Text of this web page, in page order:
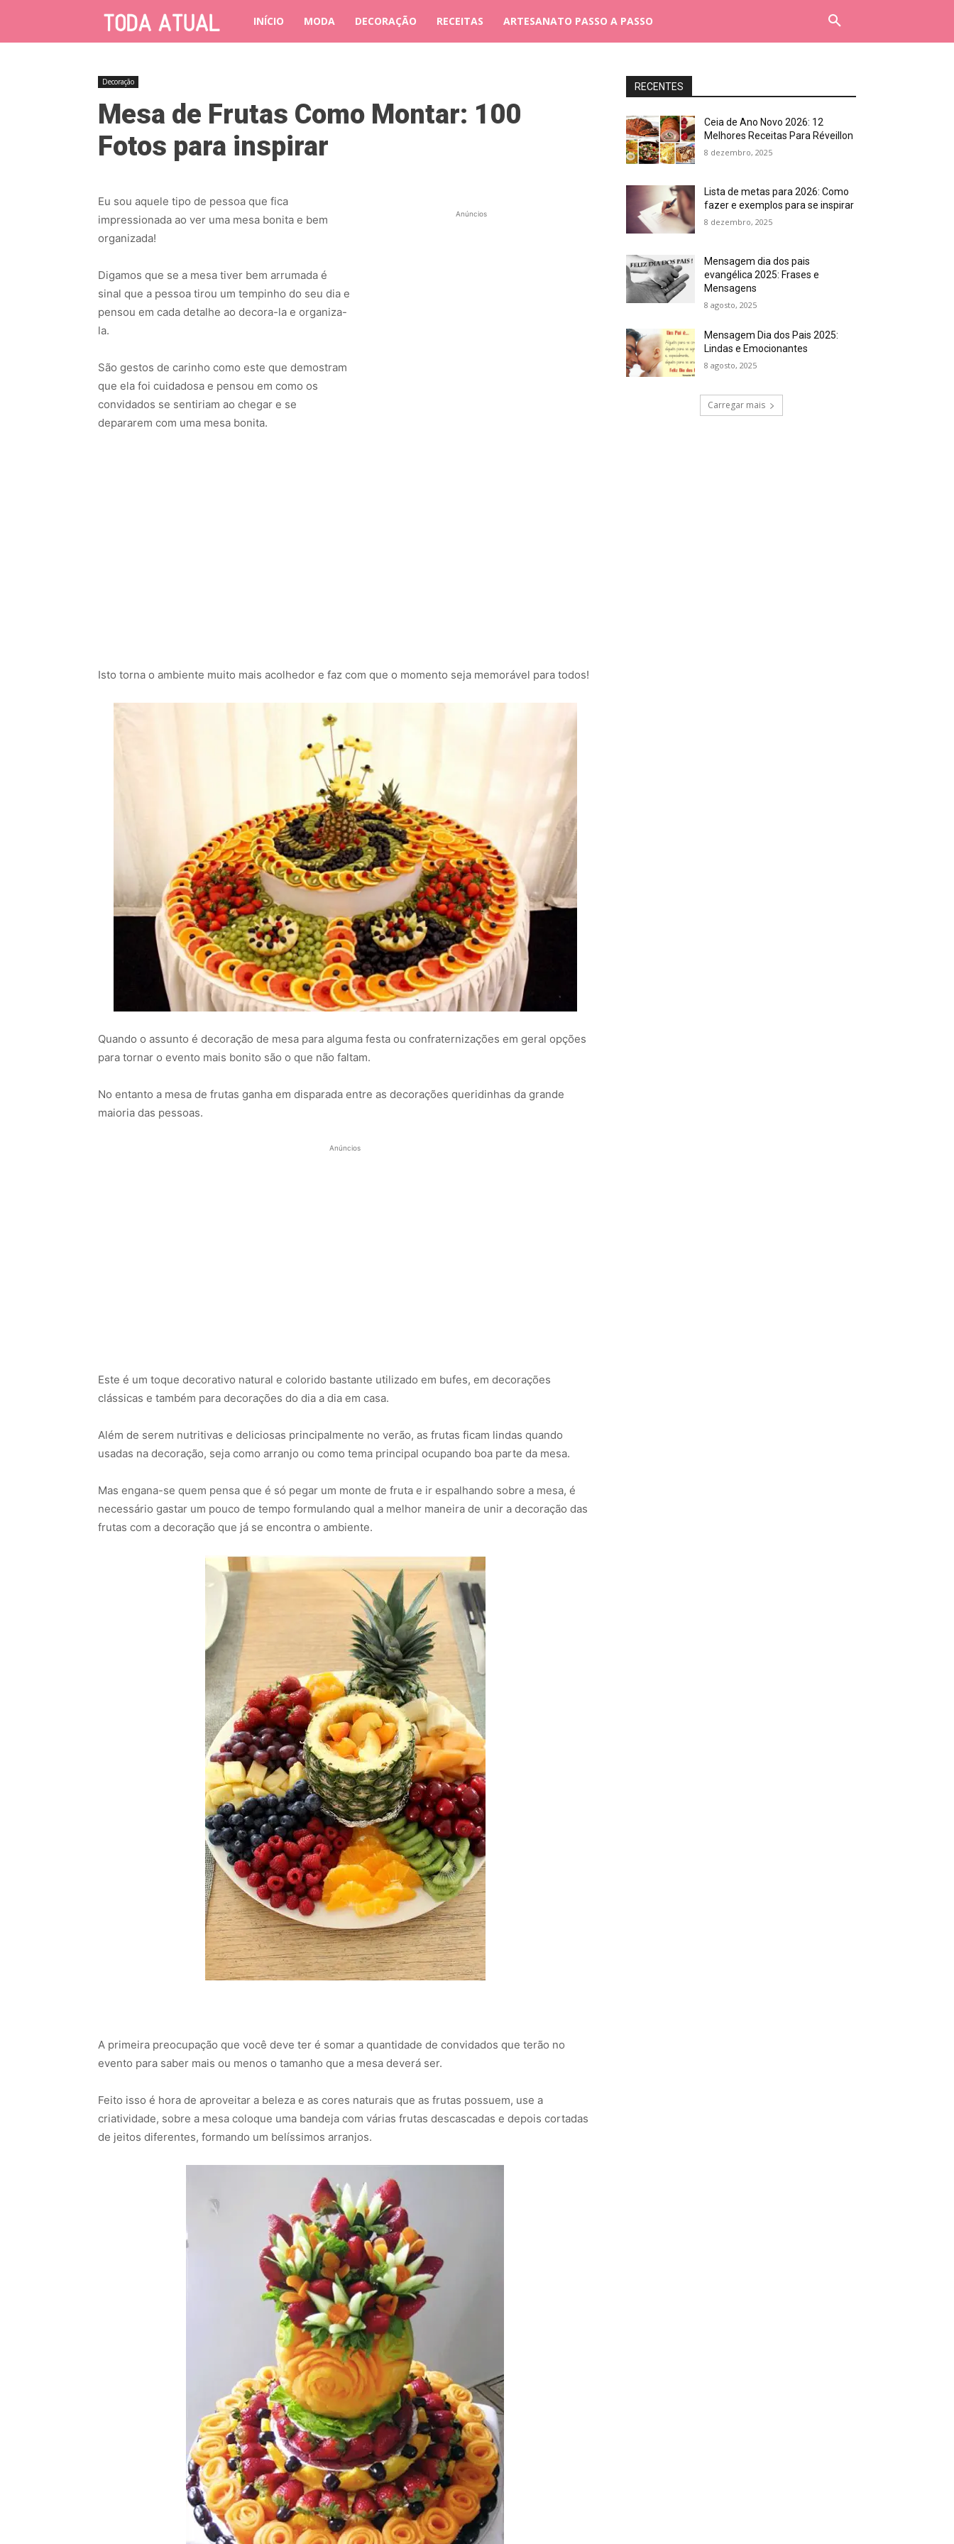
INÍCIO MODA DECORAÇÃO RECEITAS ARTESANATO PASSO A PASSO
Decoração
Mesa de Frutas Como Montar: 100
Fotos para inspirar
Anúncios
Eu sou aquele tipo de pessoa que fica
impressionada ao ver uma mesa bonita e bem
organizada!
Digamos que se a mesa tiver bem arrumada é
sinal que a pessoa tirou um tempinho do seu dia e
pensou em cada detalhe ao decora-la e organiza-
la.
São gestos de carinho como este que demostram
que ela foi cuidadosa e pensou em como os
convidados se sentiriam ao chegar e se
depararem com uma mesa bonita.
Isto torna o ambiente muito mais acolhedor e faz com que o momento seja memorável para todos!
Quando o assunto é decoração de mesa para alguma festa ou confraternizações em geral opções
para tornar o evento mais bonito são o que não faltam.
No entanto a mesa de frutas ganha em disparada entre as decorações queridinhas da grande
maioria das pessoas.
Anúncios
Este é um toque decorativo natural e colorido bastante utilizado em bufes, em decorações
clássicas e também para decorações do dia a dia em casa.
Além de serem nutritivas e deliciosas principalmente no verão, as frutas ficam lindas quando
usadas na decoração, seja como arranjo ou como tema principal ocupando boa parte da mesa.
Mas engana-se quem pensa que é só pegar um monte de fruta e ir espalhando sobre a mesa, é
necessário gastar um pouco de tempo formulando qual a melhor maneira de unir a decoração das
frutas com a decoração que já se encontra o ambiente.
A primeira preocupação que você deve ter é somar a quantidade de convidados que terão no
evento para saber mais ou menos o tamanho que a mesa deverá ser.
Feito isso é hora de aproveitar a beleza e as cores naturais que as frutas possuem, use a
criatividade, sobre a mesa coloque uma bandeja com várias frutas descascadas e depois cortadas
de jeitos diferentes, formando um belíssimos arranjos.
RECENTES
Ceia de Ano Novo 2026: 12
Melhores Receitas Para Réveillon
8 dezembro, 2025
Lista de metas para 2026: Como
fazer e exemplos para se inspirar
8 dezembro, 2025
Mensagem dia dos pais
evangélica 2025: Frases e
Mensagens
8 agosto, 2025
Mensagem Dia dos Pais 2025:
Lindas e Emocionantes
8 agosto, 2025
Carregar mais